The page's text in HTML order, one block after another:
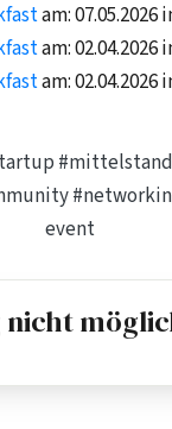
am:
am:
am:
#mittelstand
event